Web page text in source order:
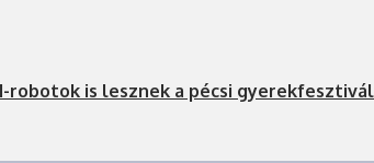
robotok is lesznek a pécsi